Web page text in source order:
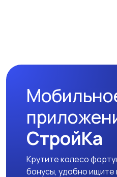
оптические приборы
СтройКа
Крутите колесо
бонусы, удобно